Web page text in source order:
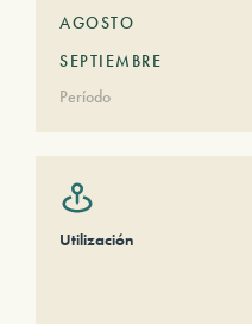
AGOSTO
SEPTIEMBRE
Período
Utilización